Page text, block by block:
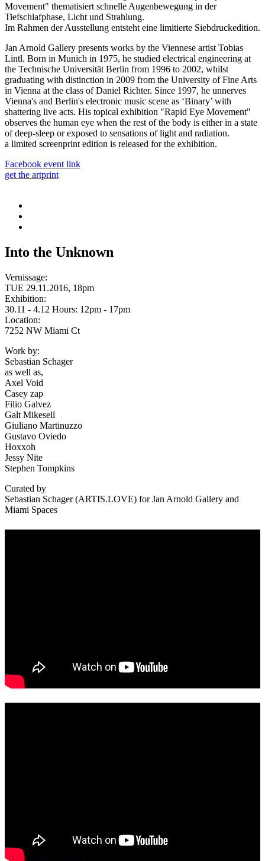
Movement" thematisiert schnelle Augenbewegung in der
Tiefschlafphase, Licht und Strahlung.
Im Rahmen der Ausstellung entsteht eine limitierte Siebdruckedition.
Jan Arnold Gallery presents works by the Viennese artist Tobias
Lintl. Born in Munich in 1975, he studied electrical engineering at
the Technische Universität Berlin from 1996 to 2002, whilst
graduating with distinction in 2009 from the University of Fine Arts
in Vienna at the class of Daniel Richter. Since 1997, he unnerves
Vienna's and Berlin's electronic music scene as ‘Binary’ with
shattering live acts. His topical exhibition "Rapid Eye Movement"
observes the human eye when the rest of the body is either in a state
of deep-sleep or exposed to sensations of light and radiation.
a limited screenprint edition is released for the exhibition.
Facebook event link
get the artprint
Into the Unknown
Vernissage:
TUE 29.11.2016, 18pm
Exhibition:
30.11 - 4.12 Hours: 12pm - 17pm
Location:
7252 NW Miami Ct
Work by:
Sebastian Schager
as well as,
Axel Void
Casey zap
Filio Galvez
Galt Mikesell
Giuliano Martinuzzo
Gustavo Oviedo
Hoxxoh
Jessy Nite
Stephen Tompkins
Curated by
Sebastian Schager (ARTIS.LOVE) for Jan Arnold Gallery and
Miami Spaces